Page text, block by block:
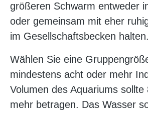
größeren Schwarm entweder
oder gemeinsam mit eher
im Gesellschaftsbecken halten.
Wählen Sie eine
mindestens acht oder mehr
Volumen des Aquariums sollte
mehr betragen. Das Wasser